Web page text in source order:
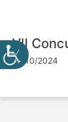
VII
24/10/2024